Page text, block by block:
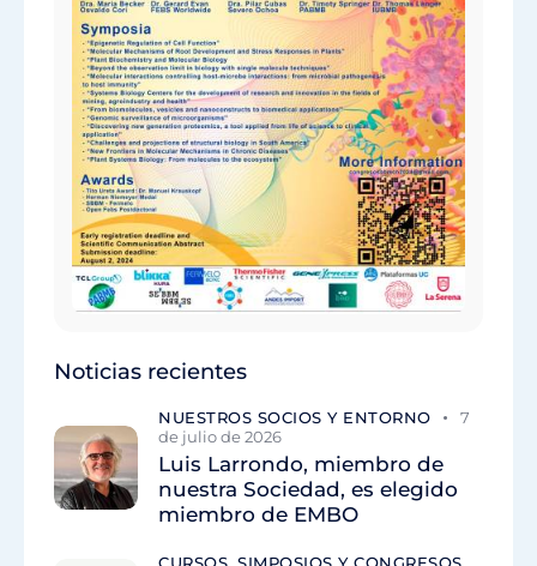
Noticias recientes
NUESTROS SOCIOS Y ENTORNO
7
de julio de 2026
Luis Larrondo, miembro de
nuestra Sociedad, es elegido
miembro de EMBO